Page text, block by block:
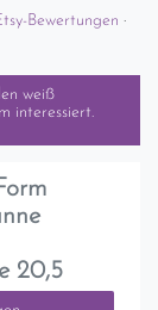
Bewertungen ·
weiß
interessiert.
20,5